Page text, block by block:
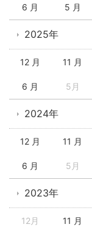
6 月 5 月
2025年
12 月 11 月
6 月 5月
2024年
12 月 11 月
6 月 5月
2023年
12月 11 月